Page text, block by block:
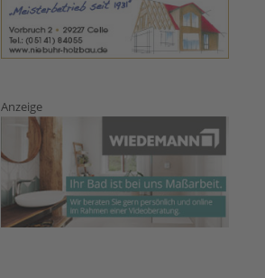
Anzeige